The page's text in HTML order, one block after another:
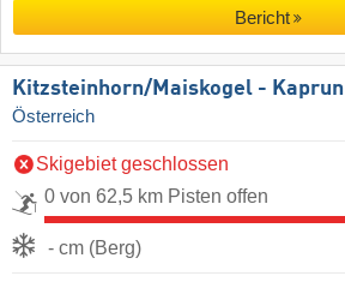
Bericht
Kitzsteinhorn/​Maiskogel - Kaprun
Österreich
Skigebiet geschlossen
0 von 62,5 km Pisten offen
- cm (Berg)